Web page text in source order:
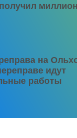
на
идут
работы